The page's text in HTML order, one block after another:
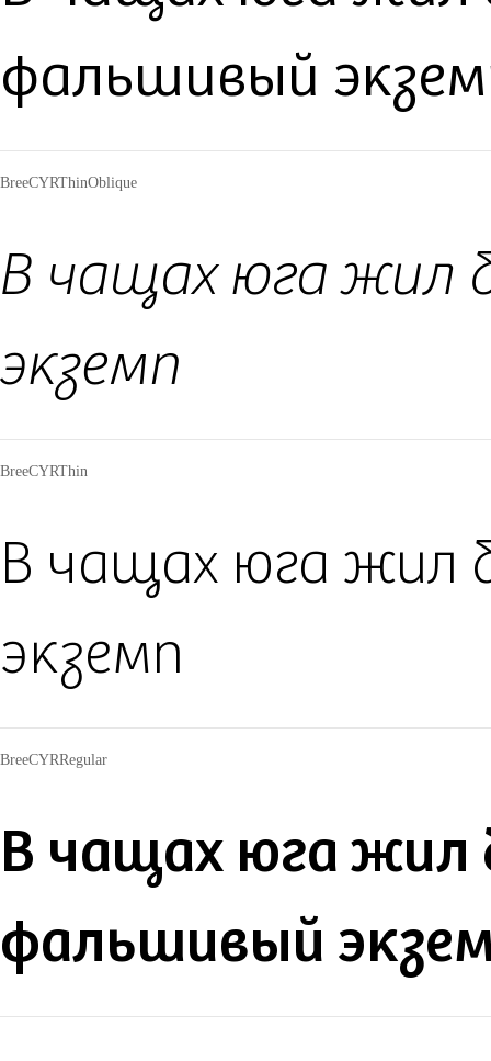
фальшивый
BreeCYRThinOblique
В чащах юга жил
экземп
BreeCYRThin
В чащах юга жил
экземп
BreeCYRRegular
В чащах юга жил
фальшивый